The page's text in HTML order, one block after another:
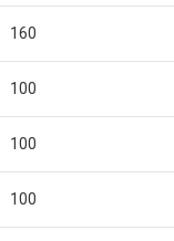
160
100
100
100